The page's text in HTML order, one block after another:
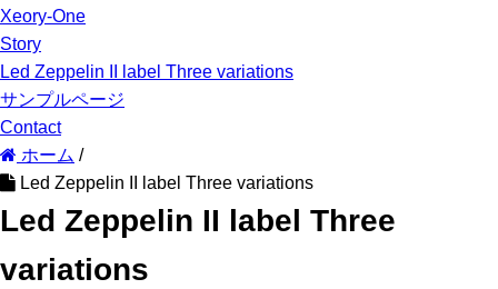
Xeory-One
Story
Led Zeppelin II label Three variations
サンプルページ
Contact
ホーム /
Led Zeppelin II label Three variations
Led Zeppelin II label Three
variations